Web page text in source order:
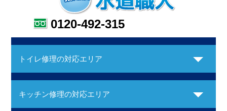
0120-492-315
トイレ修理の対応エリア
キッチン修理の対応エリア